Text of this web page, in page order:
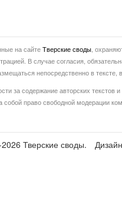
на сайтеТверские своды ,
В случае согласия,
непосредственно в
за содержание авторских
собой право свободной модерации
Тверские своды.